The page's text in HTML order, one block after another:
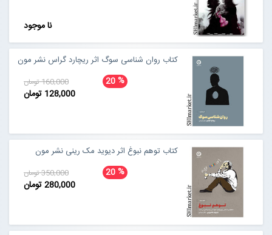
نا موجود
کتاب روان شناسی سوگ اثر ریچارد گراس نشر مون
20% 160,000 تومان
128,000 تومان
کتاب توهم نبوغ اثر دیوید مک رینی نشر مون
20% 350,000 تومان
280,000 تومان